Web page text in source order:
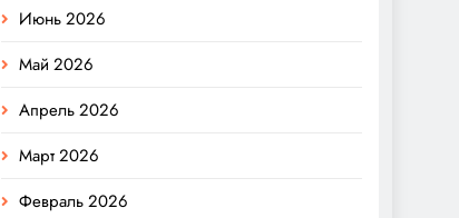
Июнь 2026
Май 2026
Апрель 2026
Март 2026
Февраль 2026